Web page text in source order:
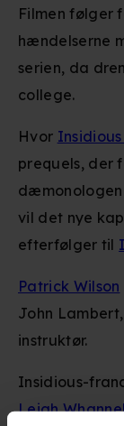
Filmen følger
hændelserne
serien, da
college.
Hvor Insidious
prequels, der
dæmonologen
vil det nye
efterfølger til
Patrick Wilson
John
instruktør.
Insidious-
Leigh